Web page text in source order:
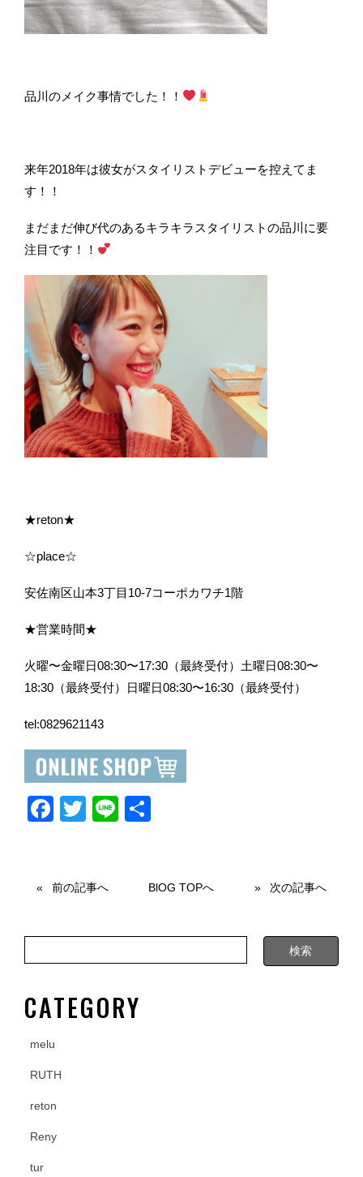
品川のメイク事情でした！！
来年2018年は彼女がスタイリストデビューを控えてま
す！！
まだまだ伸び代のあるキラキラスタイリストの品川に要
注目です！！
★reton★
☆place☆
安佐南区山本3丁目10-7コーポカワチ1階
★営業時間★
火曜〜金曜日08:30〜17:30（最終受付）土曜日08:30〜
18:30（最終受付）日曜日08:30〜16:30（最終受付）
tel:0829621143
F
e
o
o
k
T
er
Li
前の記事へ BlOG TOPへ 次の記事へ
CATEGORY
melu
RUTH
reton
Reny
tur